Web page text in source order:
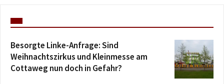
Besorgte Linke-Anfrage: Sind
Weihnachtszirkus und Kleinmesse am
Cottaweg nun doch in Gefahr?